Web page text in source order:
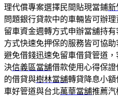
理代償專案選擇民間貼現當鋪新
問題銀行貸款中的車輛皆可辦理
留車資金週轉方式申辦當舖持
方式快速免押保的服務皆可協
避免借錢迅速免留車借貸管道
決信義區當舖借款使用心得保證
的借貸與樹林當舖轉貸降息小
車好管道與台北萬華當舖推薦汽